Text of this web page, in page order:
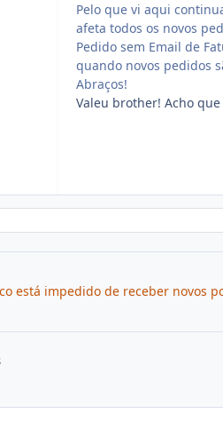
Pelo que vi aqui
afeta todos os novos
Pedido sem Email de
quando novos pedidos
Abraços!
Valeu brother! Acho
está impedido de receber novos